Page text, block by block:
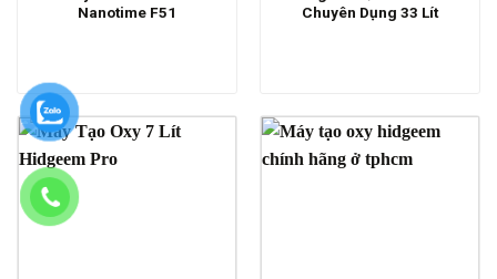
Nanotime F51
Chuyên Dụng 33 Lít